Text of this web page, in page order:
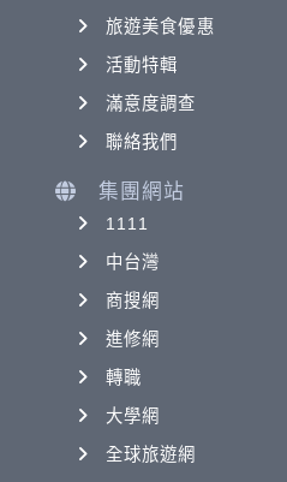
旅遊美食優惠
活動特輯
滿意度調查
聯絡我們
集團網站
1111
中台灣
商搜網
進修網
轉職
大學網
全球旅遊網